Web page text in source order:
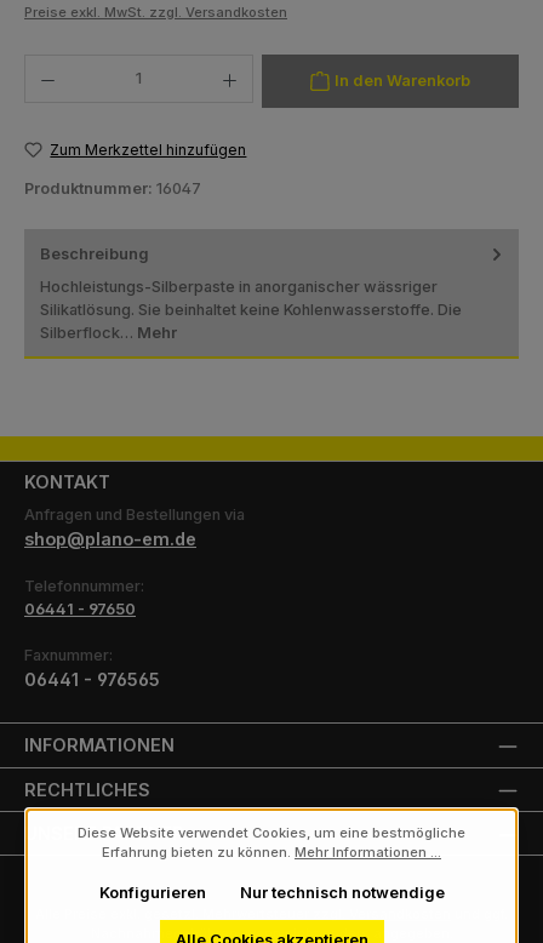
Preise exkl. MwSt. zzgl. Versandkosten
In den Warenkorb
Zum Merkzettel hinzufügen
Produktnummer: 16047
Beschreibung
Hochleistungs-Silberpaste in anorganischer wässriger
Silikatlösung. Sie beinhaltet keine Kohlenwasserstoffe. Die
Silberflock… Mehr
KONTAKT
Anfragen und Bestellungen via
shop@plano-em.de
Telefonnummer:
06441 - 97650
Faxnummer:
06441 - 976565
INFORMATIONEN
RECHTLICHES
UNSERE PARTNER
Nachnahmegebühren, wenn nicht anders angegeben.
Diese Website verwendet Cookies, um eine bestmögliche
Erfahrung bieten zu können. Mehr Informationen ...
Nur technisch notwendige
Konfigurieren